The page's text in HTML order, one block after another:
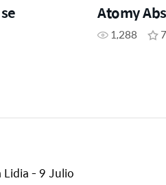
Atomy
1,288 7
Lidia - 9 Julio